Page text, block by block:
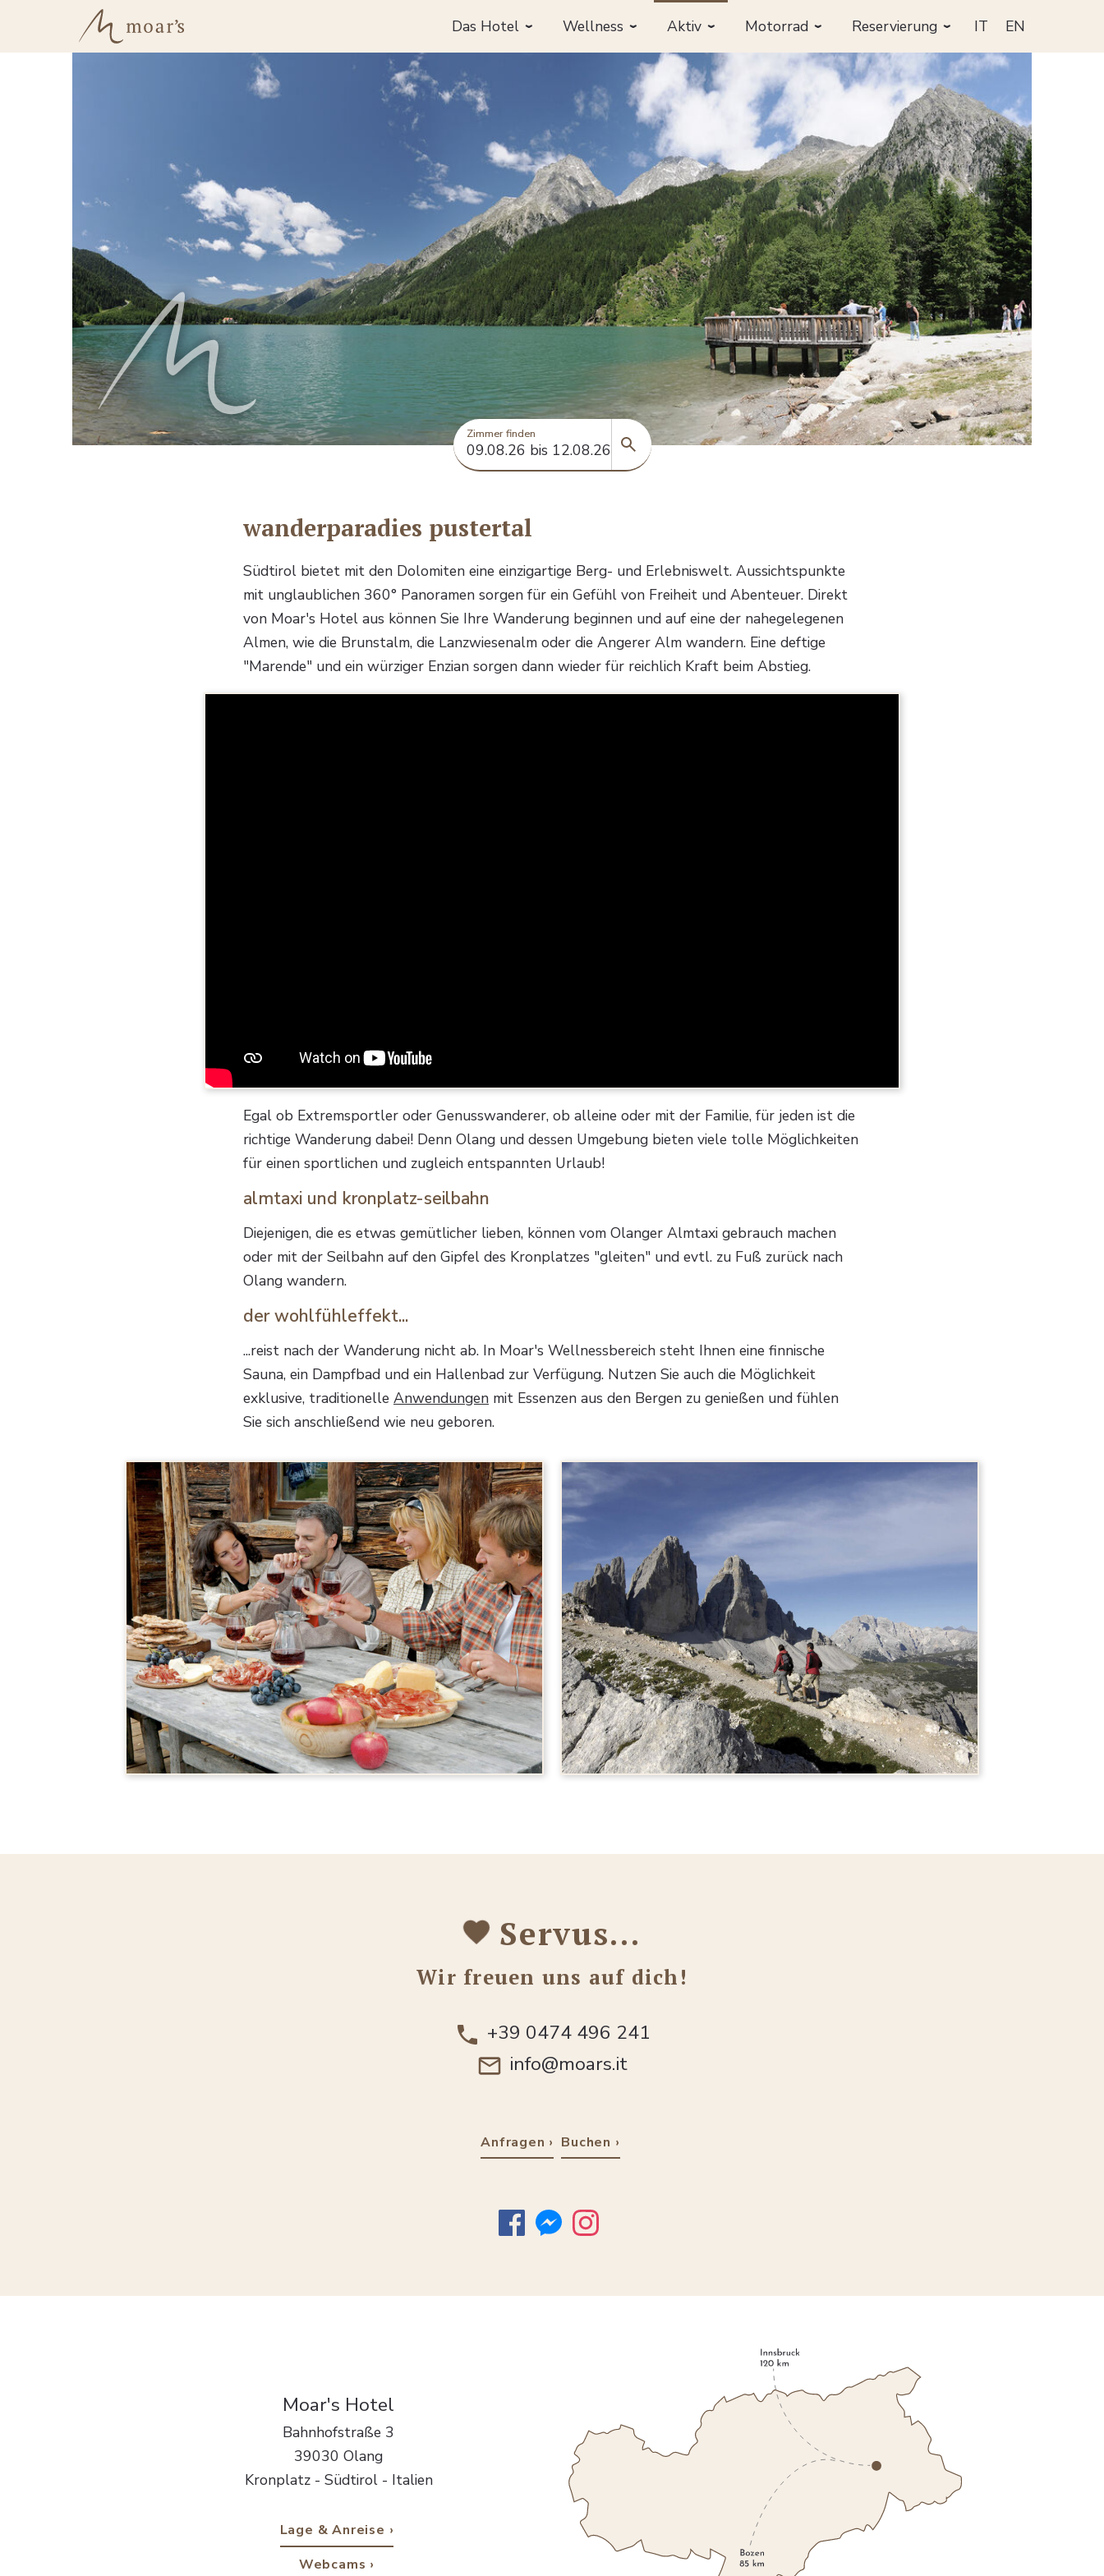
Das Hotel Wellness Aktiv Motorrad Reservierung IT EN
Zimmer finden
wanderparadies pustertal
Südtirol bietet mit den Dolomiten eine einzigartige Berg- und Erlebniswelt. Aussichtspunkte
mit unglaublichen 360° Panoramen sorgen für ein Gefühl von Freiheit und Abenteuer. Direkt
von Moar's Hotel aus können Sie Ihre Wanderung beginnen und auf eine der nahegelegenen
Almen, wie die Brunstalm, die Lanzwiesenalm oder die Angerer Alm wandern. Eine deftige
"Marende" und ein würziger Enzian sorgen dann wieder für reichlich Kraft beim Abstieg.
Egal ob Extremsportler oder Genusswanderer, ob alleine oder mit der Familie, für jeden ist die
richtige Wanderung dabei! Denn Olang und dessen Umgebung bieten viele tolle Möglichkeiten
für einen sportlichen und zugleich entspannten Urlaub!
almtaxi und kronplatz-seilbahn
Diejenigen, die es etwas gemütlicher lieben, können vom Olanger Almtaxi gebrauch machen
oder mit der Seilbahn auf den Gipfel des Kronplatzes "gleiten" und evtl. zu Fuß zurück nach
Olang wandern.
der wohlfühleffekt...
...reist nach der Wanderung nicht ab. In Moar's Wellnessbereich steht Ihnen eine finnische
Sauna, ein Dampfbad und ein Hallenbad zur Verfügung. Nutzen Sie auch die Möglichkeit
exklusive, traditionelle Anwendungen mit Essenzen aus den Bergen zu genießen und fühlen
Sie sich anschließend wie neu geboren.
Servus…
Wir freuen uns auf dich!
+39 0474 496 241
info@moars.it
Anfragen Buchen
Moar's Hotel
Bahnhofstraße 3
39030 Olang
Kronplatz - Südtirol - Italien
Lage & Anreise
Webcams
Anfragen Buchen